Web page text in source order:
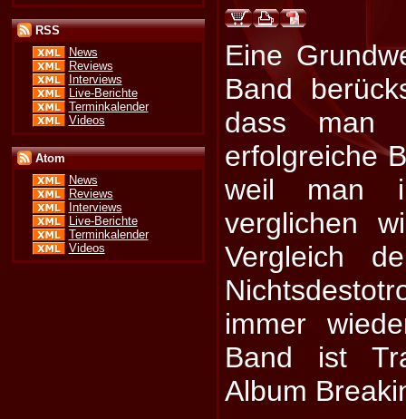
RSS
News
Reviews
Interviews
Live-Berichte
Terminkalender
Videos
Atom
News
Reviews
Interviews
Live-Berichte
Terminkalender
Videos
Eine
Band
dass man
erfolgreiche
weil man
verglichen
Vergleich
immer
Band ist
Album